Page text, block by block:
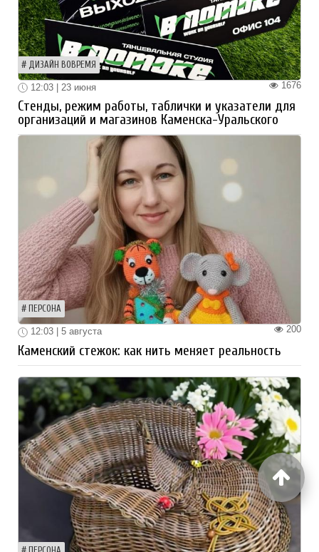
ДИЗАЙН ВОВРЕМЯ
1676
12:03 | 23 июня
Стенды, режим работы, таблички и указатели для
организаций и магазинов Каменска-Уральского
ПЕРСОНА
200
12:03 | 5 августа
Каменский стежок: как нить меняет реальность